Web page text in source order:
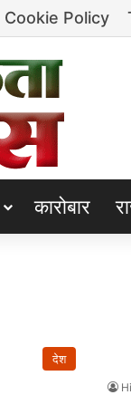
Cookie Policy
कारोबार
देश